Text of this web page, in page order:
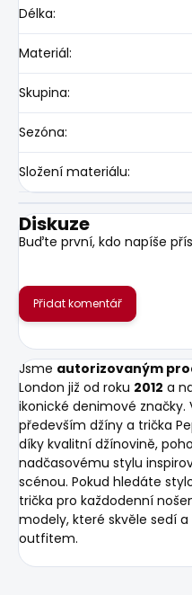
Délka:
Materiál:
Skupina:
Sezóna:
Složení materiálu:
Diskuze
Buďte první, kdo napíše
Přidat komentář
Jsme autorizovaným
London již od roku 2012 a
ikonické denimové
především džíny a trička
díky kvalitní džínovině,
nadčasovému stylu
scénou. Pokud hledáte
trička pro každodenní
modely, které skvěle sedí
outfitem.